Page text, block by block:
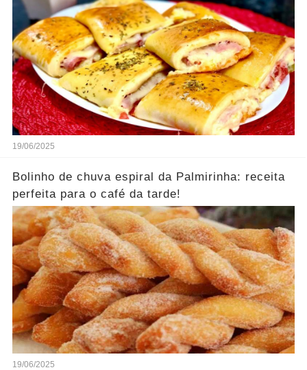
19/06/2025
Bolinho de chuva espiral da Palmirinha: receita
perfeita para o café da tarde!
19/06/2025